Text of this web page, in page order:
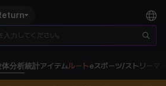
体分析統計アイテムルートeスポーツ/ストリーマ